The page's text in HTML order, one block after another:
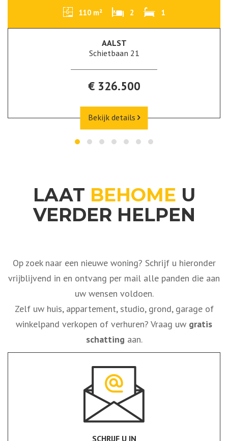
185 m² 4 1
MERCHTEM
Sint Huybrechtstraat 21
€ 535.000
Bekijk details
LAAT BEHOME U
VERDER HELPEN
Op zoek naar een nieuwe woning? Schrijf u hieronder
vrijblijvend in en ontvang per mail alle panden die aan
uw wensen voldoen.
Zelf uw huis, appartement, studio, grond, garage of
winkelpand verkopen of verhuren? Vraag uw gratis
schatting aan.
SCHRIJF U IN